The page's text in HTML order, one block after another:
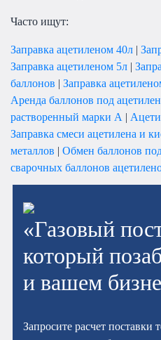
Часто ищут:
Заправка ацетиленом 40л |
Заправка ацетиленом 5л |
баллонов | Заправка
Аренда баллонов под ацетилен
растворенный марки А |
Заправка смеси ацетилена и
металлов | Обмен баллонов
сварочных баллонов
«Газовый
который
и вашем
Запросите расчет поставки